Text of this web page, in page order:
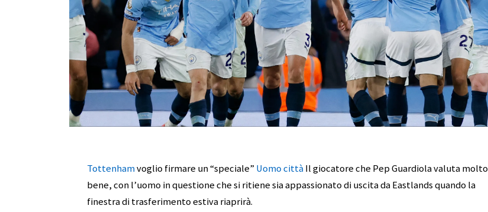
Tottenhamvoglio firmare un “speciale” Uomo cittàIl giocatore che Pep Guardiola valuta molto
bene, con l’uomo in questione che si ritiene sia appassionato di uscita da Eastlands quando la
finestra di trasferimento estiva riaprirà.